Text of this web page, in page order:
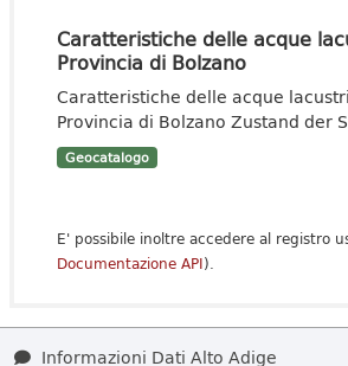
Caratteristiche delle acque
Provincia di Bolzano
Caratteristiche delle acque
Provincia di Bolzano Zustand der
Geocatalogo
E' possibile inoltre accedere al registro
Documentazione API).
Informazioni Dati Alto Adige